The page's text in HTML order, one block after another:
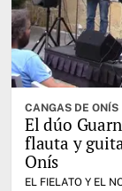
CANGAS DE ONÍS
El dúo
flauta y
Onís
EL FIELATO Y EL